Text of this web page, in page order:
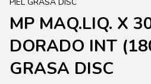
PIEL GRASA DISC
MP MAQ.LIQ. X
DORADO INT
GRASA DISC